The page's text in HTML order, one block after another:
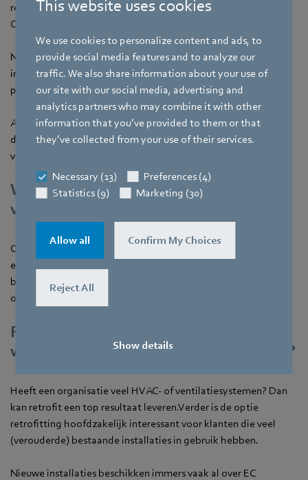
This website uses cookies
We use cookies to personalize content and ads, to
provide social media features and to analyze our
traffic. We also share information about your use of
our site with our social media, advertising and
analytics partners who may combine it with other
information that you’ve provided to them or that
they’ve collected from your use of their services.
Necessary (13)
Preferences (4)
Statistics (9)
Marketing (30)
Allow all Confirm My Choices
Reject All
Show details
retrofitten van ventilatoreni al snel een sterke Total Cost of
Ownership-verbetering.
Naast energiekosten dalen ook de onderhoudskosten door de
integratie van nieuwe EC ventilatoren. Ook dat vinden klanten
prettig om te horen.
Afhankelijk van het gekozen model kan er zelfs tot op
detailniveau gekeken worden naar prestaties, wat handig is
voor bijvoorbeeld energie-audits of ESG-rapportages.
Waarom beginnen met retrofit voor
ventilatoren bij een nieuw project?
Omdat in bijna elke installatie ventilatoren te vinden zijn. Als
een klant bestaande installaties heeft is dit het een goed
beginpunt voor ieder retrofit project. Het is laaghangend fruit
om kosten te besparen en direct een goede indruk te maken.
Retrofitting van ventilatoren; wanneer
wel of niet voorleggen aan stakeholders?
Heeft een organisatie veel HVAC- of ventilatiesystemen? Dan
kan retrofit een top resultaat leveren.Verder is de optie
retrofitting hoofdzakelijk interessant voor klanten die veel
(verouderde) bestaande installaties in gebruik hebben.
Nieuwe installaties beschikken immers vaak al over EC